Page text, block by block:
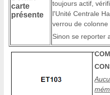
carte
présente
toujours actif,
l'Unité Centrale
verrou de colonne
Sinon se reporter